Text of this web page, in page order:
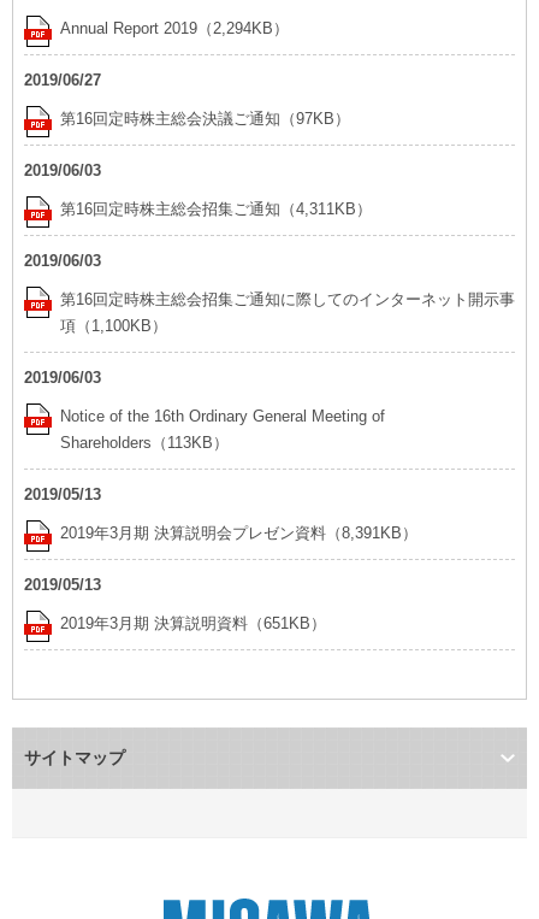
ホームラウンジ 新築・戸建て
ウエルネス事業
海外事業
ミサワアイデンティティ
Annual Report 2019（2,294KB）
2019/06/27
第16回定時株主総会決議ご通知（97KB）
2019/06/03
第16回定時株主総会招集ご通知（4,311KB）
2019/06/03
第16回定時株主総会招集ご通知に際してのインターネット開示事
項（1,100KB）
2019/06/03
Notice of the 16th Ordinary General Meeting of
Shareholders（113KB）
2019/05/13
2019年3月期 決算説明会プレゼン資料（8,391KB）
2019/05/13
2019年3月期 決算説明資料（651KB）
サイトマップ